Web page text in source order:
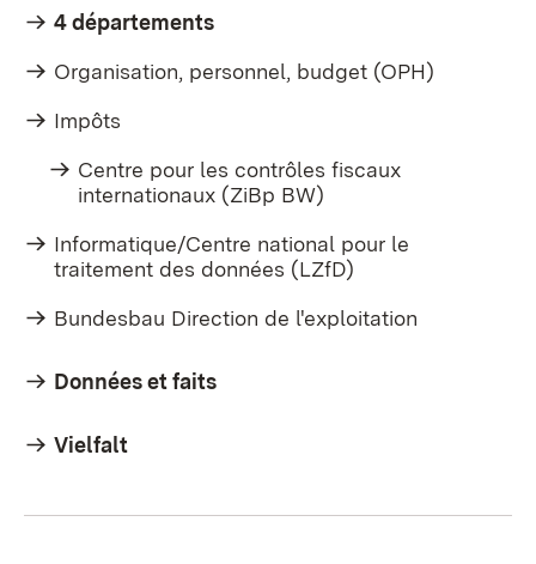
4 départements
Organisation, personnel, budget (OPH)
Impôts
Centre pour les contrôles fiscaux
internationaux (ZiBp BW)
Informatique/Centre national pour le
traitement des données (LZfD)
Bundesbau Direction de l'exploitation
Données et faits
Vielfalt